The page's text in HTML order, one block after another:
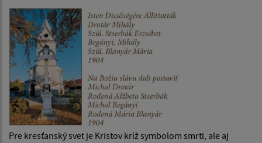
Pre kresťanský svet je Kristov kríž symbolom smrti, ale aj